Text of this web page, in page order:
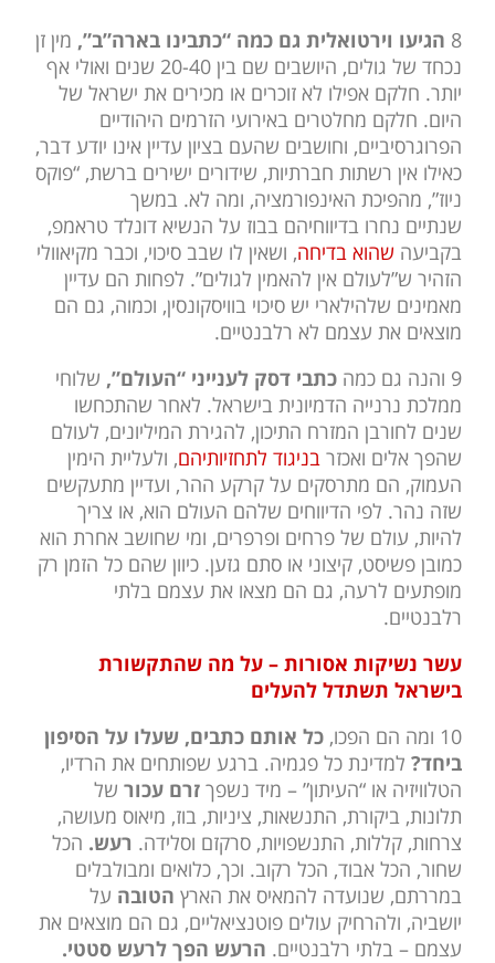
8 הגיעו וירטואלית גם כמה “כתבינו בארה”ב”, מין זן
נכחד של גולים, היושבים שם בין 20-40 שנים ואולי אף
יותר. חלקם אפילו לא זוכרים או מכירים את ישראל של
היום. חלקם מחלטרים באירועי הזרמים היהודיים
הפרוגרסיביים, וחושבים שהעם בציון עדיין אינו יודע דבר,
כאילו אין רשתות חברתיות, שידורים ישירים ברשת, “פוקס
ניוז”, מהפיכת האינפורמציה, ומה לא. במשך
שנתיים נחרו בדיווחיהם בבוז על הנשיא דונלד טראמפ,
בקביעה שהוא בדיחה, ושאין לו שבב סיכוי, וכבר מקיאוולי
הזהיר ש”לעולם אין להאמין לגולים”. לפחות הם עדיין
מאמינים שלהילארי יש סיכוי בוויסקונסין, וכמוה, גם הם
מוצאים את עצמם לא רלבנטיים.
9 והנה גם כמה
כתבי דסק לענייני “העולם”, שלוחי
ממלכת נרנייה הדמיונית בישראל. לאחר שהתכחשו
שנים לחורבן המזרח התיכון, להגירת המיליונים, לעולם
שהפך אלים ואכזר בניגוד לתחזיותיהם, ולעליית הימין
העמוק, הם מתרסקים על קרקע ההר, ועדיין מתעקשים
שזה נהר. לפי הדיווחים שלהם העולם הוא, או צריך
להיות, עולם של פרחים ופרפרים, ומי שחושב אחרת הוא
כמובן פשיסט, קיצוני או סתם גזען. כיוון שהם כל הזמן רק
מופתעים לרעה, גם הם מצאו את עצמם בלתי
רלבנטיים.
עשר נשיקות אסורות – על מה שהתקשורת
בישראל תשתדל להעלים
10 ומה הם הפכו,
כל אותם כתבים, שעלו על הסיפון
ביחד? למדינת כל פגמיה. ברגע שפותחים את הרדיו,
הטלוויזיה או “העיתון” – מיד נשפך זרם עכור של
תלונות, ביקורת, התנשאות, ציניות, בוז, מיאוס מעושה,
צרחות, קללות, התנשפויות, סרקזם וסלידה. רעש. הכל
שחור, הכל אבוד, הכל רקוב. וכך, כלואים ומבולבלים
במררתם, שנועדה להמאיס את הארץ הטובה על
יושביה, ולהרחיק עולים פוטנציאליים, גם הם מוצאים את
עצמם – בלתי רלבנטיים. הרעש הפך לרעש סטטי.